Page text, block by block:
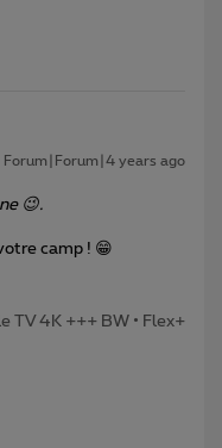
Forum|Forum|4 years ago
😉.
camp ! 😁
TV 4K +++ BW • Flex+